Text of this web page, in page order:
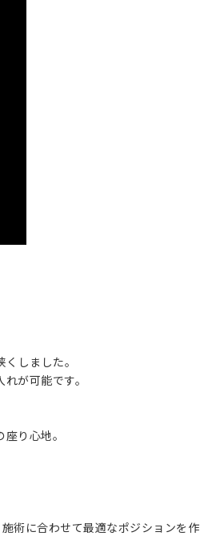
しました。
が可能です。
り心地。
術に合わせて最適なポジションを作